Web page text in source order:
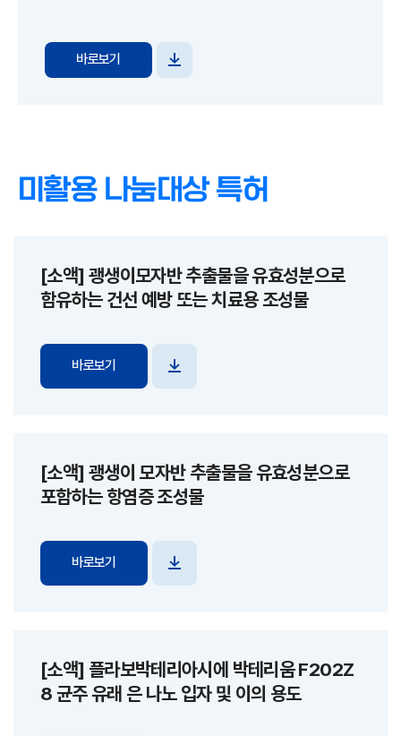
바로보기
파일
미활용 나눔대상 특허
[소액] 괭생이모자반 추출물을 유효성분으로
함유하는 건선 예방 또는 치료용 조성물
바로보기
파일
[소액] 괭생이 모자반 추출물을 유효성분으로
포함하는 항염증 조성물
바로보기
파일
[소액] 플라보박테리아시에 박테리움 F202Z
8 균주 유래 은 나노 입자 및 이의 용도